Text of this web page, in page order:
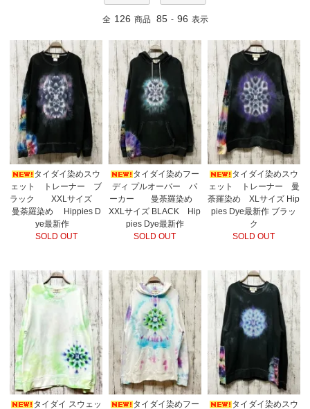
全 126 商品 85 - 96 表示
タイダイ染めスウ
ェット トレーナー ブ
ラック XXLサイズ
曼荼羅染め Hippies D
ye最新作
SOLD OUT
タイダイ染めフー
ディ プルオーバー パ
ーカー 曼荼羅染め
XXLサイズ BLACK Hip
pies Dye最新作
SOLD OUT
タイダイ染めスウ
ェット トレーナー 曼
荼羅染め XLサイズ Hip
pies Dye最新作 ブラッ
ク
SOLD OUT
タイダイ スウェッ
タイダイ染めフー
タイダイ染めスウ